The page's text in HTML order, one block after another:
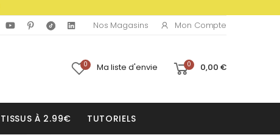
Nos Magasins Mon Compte
0 Ma liste d'envie 0 0,00 €
TISSUS À 2.99€ TUTORIELS